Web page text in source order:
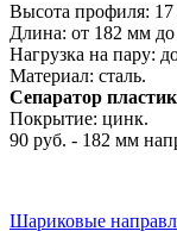
Высота профиля:
Длина: от 182 мм
Нагрузка на пару:
Материал: сталь.
Сепаратор
Покрытие: цинк.
90 руб. - 182 мм
Шариковые